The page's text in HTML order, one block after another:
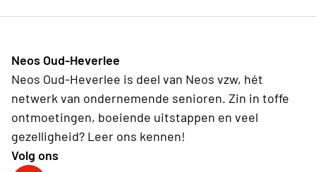
Neos Oud-Heverlee
Neos Oud-Heverlee is deel van Neos vzw, hét
netwerk van ondernemende senioren. Zin in toffe
ontmoetingen, boeiende uitstappen en veel
gezelligheid? Leer ons kennen!
Volg ons